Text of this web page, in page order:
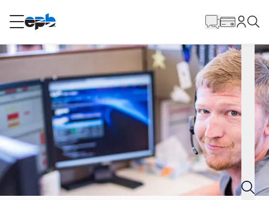
RESIDENCIAL
Internet
Energía
Televisión
principal